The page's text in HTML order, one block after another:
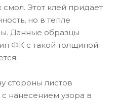
Этот клей придает
но в тепле
Данные образцы
ФК с такой толщиной
стороны листов
нанесением узора в